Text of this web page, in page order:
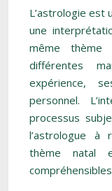
L’astrologie est
une
même
différentes
expérience,
personnel.
processus
l’astrologue à
thème natal